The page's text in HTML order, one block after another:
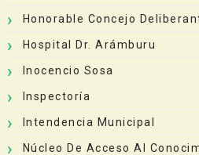
Honorable Concejo
Hospital Dr. Arámburu
Inocencio Sosa
Inspectoría
Intendencia Municipal
Núcleo De Acceso Al